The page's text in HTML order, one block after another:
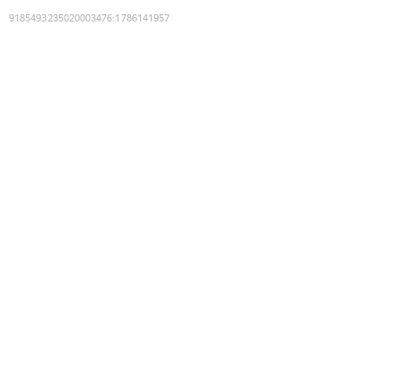
9185493235020003476:1786141957